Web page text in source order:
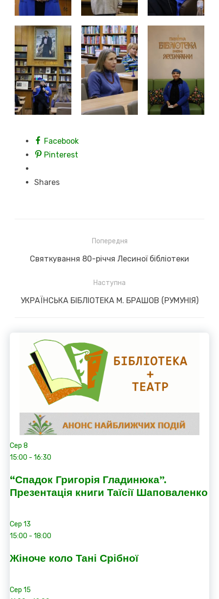
Facebook
Pinterest
Shares
записів
Попередня
Previous
Святкування 80-річчя Лесиної бібліотеки
Наступна
Next
УКРАЇНСЬКА БІБЛІОТЕКА М. БРАШОВ (РУМУНІЯ)
Сер 8
15:00 - 16:30
“Спадок Григорія Гладинюка”.
Презентація книги Таїсії Шаповаленко
Сер 13
15:00 - 18:00
Жіноче коло Тані Срібної
Сер 15